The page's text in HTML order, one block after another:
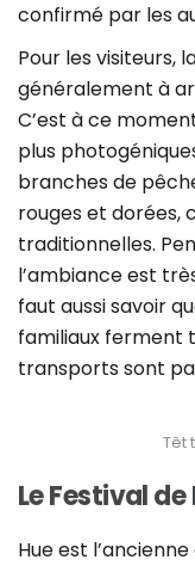
confirmé par les
Pour les visiteurs,
généralement à
C’est à ce
plus
branches de
rouges et dorées,
traditionnelles.
l’ambiance est
faut aussi savoir
familiaux ferment
transports sont
Têt
Le Festival de
Hue est